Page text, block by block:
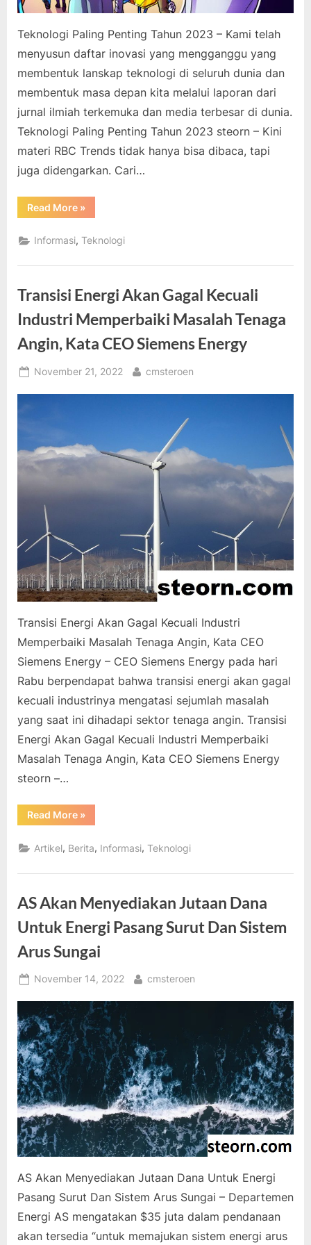
Teknologi Paling Penting Tahun 2023 – Kami telah
menyusun daftar inovasi yang mengganggu yang
membentuk lanskap teknologi di seluruh dunia dan
membentuk masa depan kita melalui laporan dari
jurnal ilmiah terkemuka dan media terbesar di dunia.
Teknologi Paling Penting Tahun 2023 steorn – Kini
materi RBC Trends tidak hanya bisa dibaca, tapi
juga didengarkan. Cari…
Read More“Teknologi
Paling
Tahun
2023”
»
Informasi,Teknologi
Transisi Energi Akan Gagal Kecuali
Industri Memperbaiki Masalah Tenaga
Angin, Kata CEO Siemens Energy
Posted
November 21, 2022 By
cmsteroen
Transisi Energi Akan Gagal Kecuali Industri
Memperbaiki Masalah Tenaga Angin, Kata CEO
Siemens Energy – CEO Siemens Energy pada hari
Rabu berpendapat bahwa transisi energi akan gagal
kecuali industrinya mengatasi sejumlah masalah
yang saat ini dihadapi sektor tenaga angin. Transisi
Energi Akan Gagal Kecuali Industri Memperbaiki
Masalah Tenaga Angin, Kata CEO Siemens Energy
steorn –…
Read More“Transisi
Energi
Gagal
Kecuali
Memperbaiki
Angin,
Kata
Siemens
»
Artikel, Berita, Informasi,Teknologi
AS Akan Menyediakan Jutaan Dana
Untuk Energi Pasang Surut Dan Sistem
Arus Sungai
Posted
November 14, 2022 By
cmsteroen
AS Akan Menyediakan Jutaan Dana Untuk Energi
Pasang Surut Dan Sistem Arus Sungai – Departemen
Energi AS mengatakan $35 juta dalam pendanaan
akan tersedia “untuk memajukan sistem energi arus